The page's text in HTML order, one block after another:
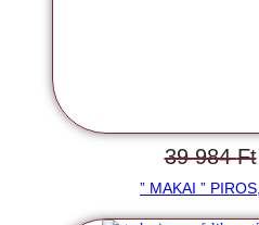
39 984Ft
” MAKAI ”